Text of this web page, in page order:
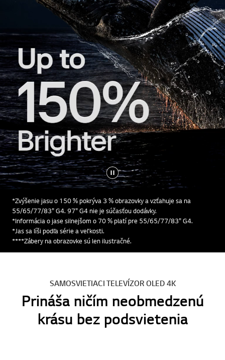
*Zvýšenie jasu o 150 % pokrýva 3 % obrazovky a vzťahuje sa na
55/65/77/83" G4. 97" G4 nie je súčasťou dodávky.
*Informácia o jase silnejšom o 70 % platí pre 55/65/77/83" G4.
SAMOSVIETIACI TELEVÍZOR OLED 4K
Prináša ničím neobmedzenú